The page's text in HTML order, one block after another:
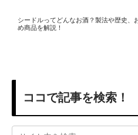
シードルってどんなお酒？製法や歴史、
め商品を解説！
ココで記事を検索！